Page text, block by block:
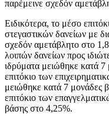
παρέμεινε σχεδόν
Ειδικότερα, το μέσο
στεγαστικών δανείων με
σχεδόν αμετάβλητο στο
λοιπών δανείων προς
ιδρύματα μειώθηκε κατά
επιτόκιο των
μειώθηκε κατά 7 μονάδες
επιτόκιο των
βάσης στο 4,25%.